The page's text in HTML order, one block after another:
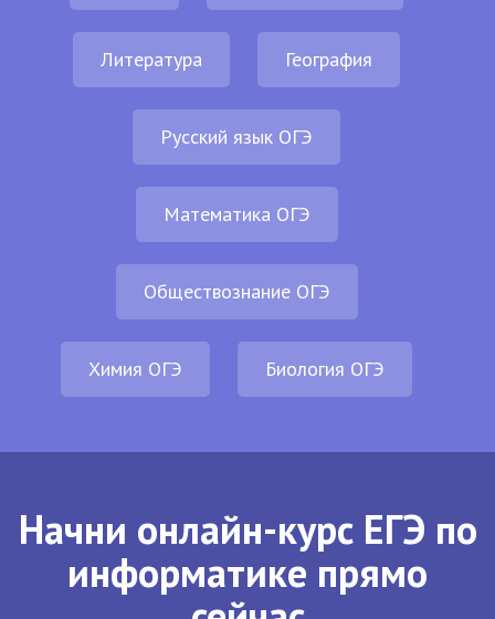
Литература География
Русский язык ОГЭ
Математика ОГЭ
Обществознание ОГЭ
Химия ОГЭ Биология ОГЭ
Начни онлайн-курс ЕГЭ по
информатике прямо